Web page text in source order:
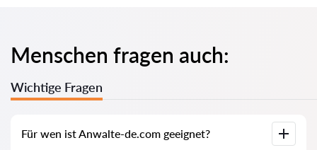
Menschen fragen auch:
Wichtige Fragen
Für wen ist Anwalte-de.com geeignet?